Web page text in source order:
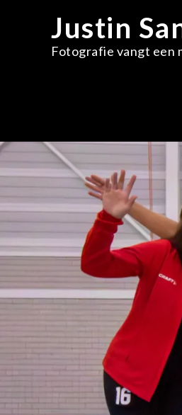
Justin
Fotografie vangt een